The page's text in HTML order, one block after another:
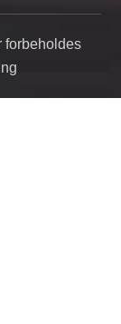
forbeholdes